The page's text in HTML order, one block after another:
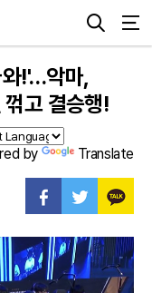
!'…악마,
고 결승행!
by Translate